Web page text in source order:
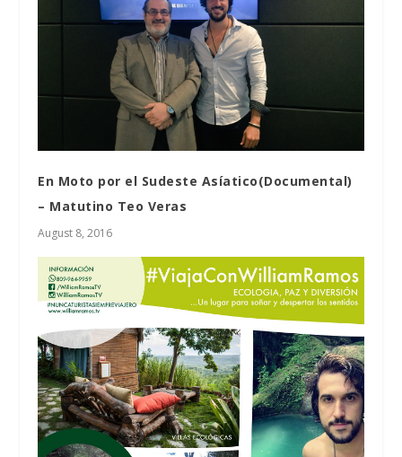
En Moto por el Sudeste Asíatico(Documental)
– Matutino Teo Veras
August 8, 2016